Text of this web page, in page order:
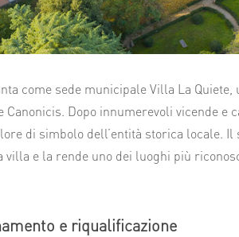
come sede municipale Villa La
Canonicis. Dopo innumerevoli vicende e
di simbolo dell’entità storica locale.
villa e la rende uno dei luoghi più
e riqualificazione